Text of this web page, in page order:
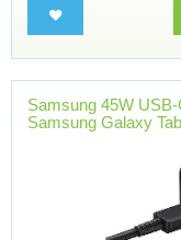
Samsung 45W
Samsung Galaxy